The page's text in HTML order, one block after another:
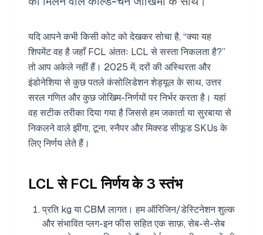
यदि आपने कभी किसी कोट को देखकर सोचा है, “क्या यह
शिपमेंट वह है जहाँ FCL अंततः LCL से सस्ता निकलता है?”
तो आप अकेले नहीं हैं। 2025 में, दरों की अस्थिरता और
इंडोनेशिया से कुछ पतले कंसोलिडेशन शेड्यूल के साथ, उत्तर
सरल गणित और कुछ जोखिम-निर्णयों पर निर्भर करता है। यहां
वह सटीक तरीका दिया गया है जिससे हम जकार्ता या सुरबाया से
निकलने वाले झींगा, टूना, स्नैपर और मिक्स्ड सीफूड SKUs के
लिए निर्णय लेते हैं।
LCL से FCL निर्णय के 3 स्तंभ
प्रति kg या CBM लागत। हम ऑरिजिन/डेस्टिनेशन शुल्क
और संभावित प्लग-इन फीस सहित एक साफ़, सेब-से-सेब